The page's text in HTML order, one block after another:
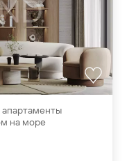
на море